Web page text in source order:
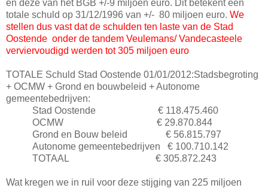
en deze van het BGB +/-9 miljoen euro. Dit betekent een
totale schuld op 31/12/1996 van +/- 80 miljoen euro. We
stellen dus vast dat de schulden ten laste van de Stad
Oostende onder de tandem Veulemans/ Vandecasteele
verviervoudigd werden tot 305 miljoen euro
TOTALE Schuld Stad Oostende 01/01/2012:Stadsbegroting
+ OCMW + Grond en bouwbeleid + Autonome
gemeentebedrijven:
Stad Oostende € 118.475.460
OCMW € 29.870.844
Grond en Bouw beleid € 56.815.797
Autonome gemeentebedrijven € 100.710.142
TOTAAL € 305.872.243
Wat kregen we in ruil voor deze stijging van 225 miljoen